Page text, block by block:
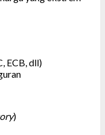
ECB, dll)
)